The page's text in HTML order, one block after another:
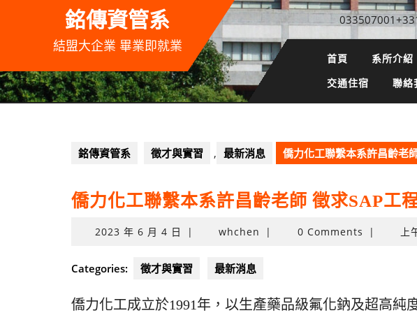
銘傳資管系
結盟大企業 畢業即就業
首頁 系所介紹
交通住宿
聯絡
銘傳資管系 徵才與實習 , 最新消息 僑力化工聯繫本系許昌齡老
僑力化工聯繫本系許昌齡老師 徵求SAP工
2023 年 6 月 4 日 2023
6
月
日
| whchen | 0 Comments | 上
Categories: 徵才與實習 最新消息
僑力化工成立於1991年，以生產藥品級氟化鈉及超高純